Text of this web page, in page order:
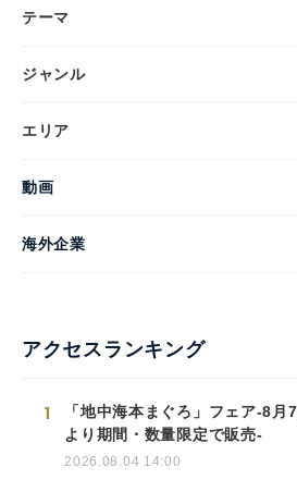
テーマ
ジャンル
エリア
動画
海外企業
アクセスランキング
1
「地中海本まぐろ」フェア-8月7
より期間・数量限定で販売-
2026.08.04 14:00